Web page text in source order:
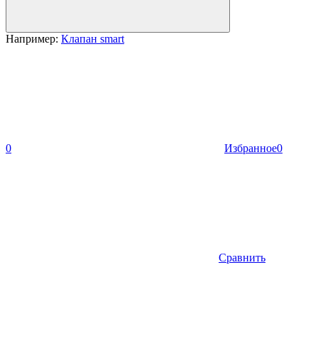
Например: Клапан smart
0 Избранное0
Сравнить